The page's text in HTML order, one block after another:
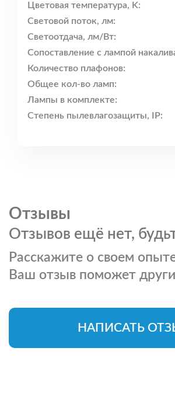
Цветовая температура, K:
Световой поток, лм:
Светоотдача, лм/Вт:
Сопоставление с лампой
Количество плафонов:
Общее кол-во ламп:
Лампы в комплекте:
Степень пылевлагозащиты, IP:
Отзывы
Отзывов ещё нет,
Расскажите о своем
Ваш отзыв поможет
НАПИСАТЬ